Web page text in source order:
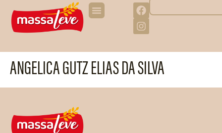
ANGELICA GUTZ ELIAS DA SILVA